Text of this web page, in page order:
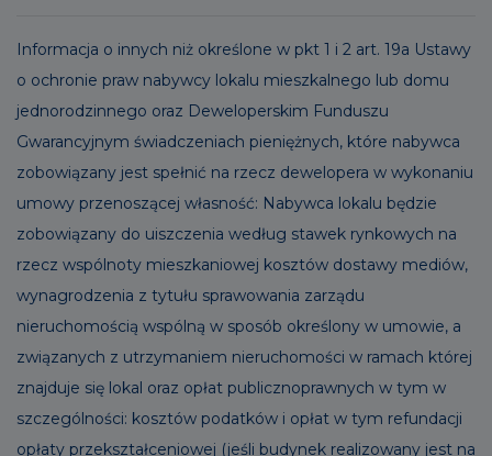
Informacja o innych niż określone w pkt 1 i 2 art. 19a Ustawy
o ochronie praw nabywcy lokalu mieszkalnego lub domu
jednorodzinnego oraz Deweloperskim Funduszu
Gwarancyjnym świadczeniach pieniężnych, które nabywca
zobowiązany jest spełnić na rzecz dewelopera w wykonaniu
umowy przenoszącej własność: Nabywca lokalu będzie
zobowiązany do uiszczenia według stawek rynkowych na
rzecz wspólnoty mieszkaniowej kosztów dostawy mediów,
wynagrodzenia z tytułu sprawowania zarządu
nieruchomością wspólną w sposób określony w umowie, a
związanych z utrzymaniem nieruchomości w ramach której
znajduje się lokal oraz opłat publicznoprawnych w tym w
szczególności: kosztów podatków i opłat w tym refundacji
opłaty przekształceniowej (jeśli budynek realizowany jest na